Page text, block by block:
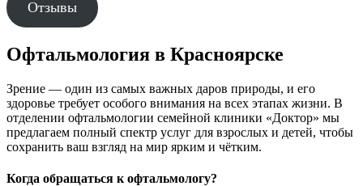
Отзывы
Офтальмология в Красноярске
Зрение — один из самых важных даров природы, и его
здоровье требует особого внимания на всех этапах жизни. В
отделении офтальмологии семейной клиники «Доктор» мы
предлагаем полный спектр услуг для взрослых и детей, чтобы
сохранить ваш взгляд на мир ярким и чётким.
Когда обращаться к офтальмологу?